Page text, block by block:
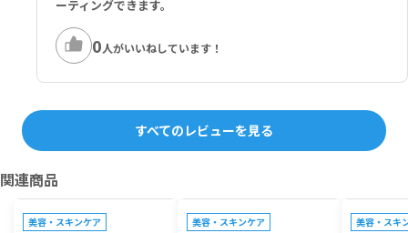
ーティングできます。
0人がいいねしています！
すべてのレビューを見る
関連商品
プレゼントキャンペーン対象
美容・スキンケア 美容・スキンケア 美容・スキ